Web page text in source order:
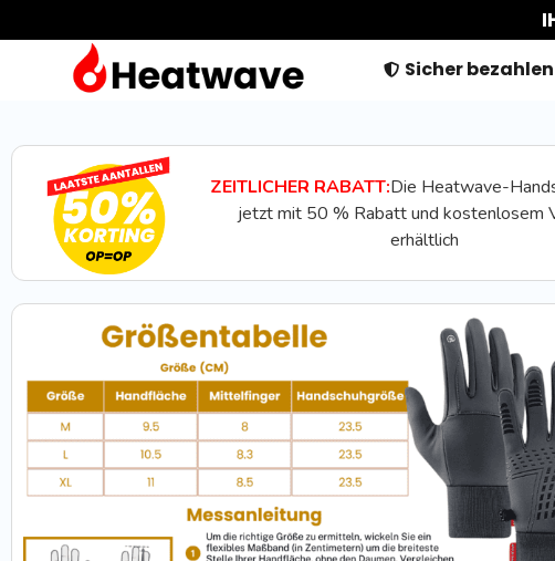
Sicher bezahlen
ZEITLICHER RABATT:Die Heatwave-
jetzt mit 50 % Rabatt und kostenlosem
erhältlich